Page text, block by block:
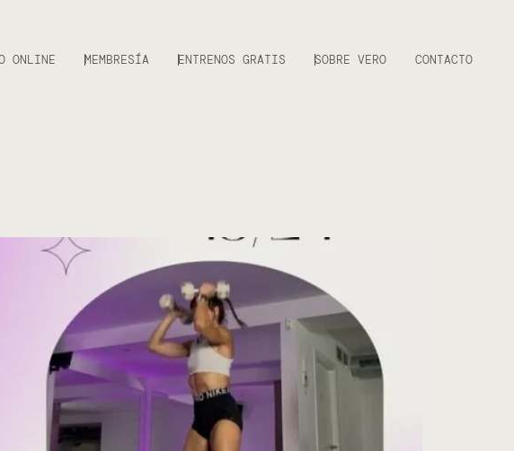
ONLINE MEMBRESÍA ENTRENOS GRATIS SOBRE VERO CONTACTO